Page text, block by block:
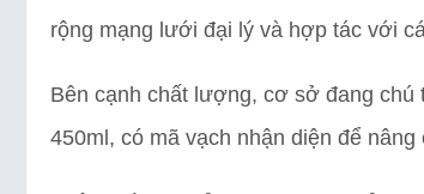
rộng mạng lưới đại lý và hợp tác với
Bên cạnh chất lượng, cơ sở đang
450ml, có mã vạch nhận diện để